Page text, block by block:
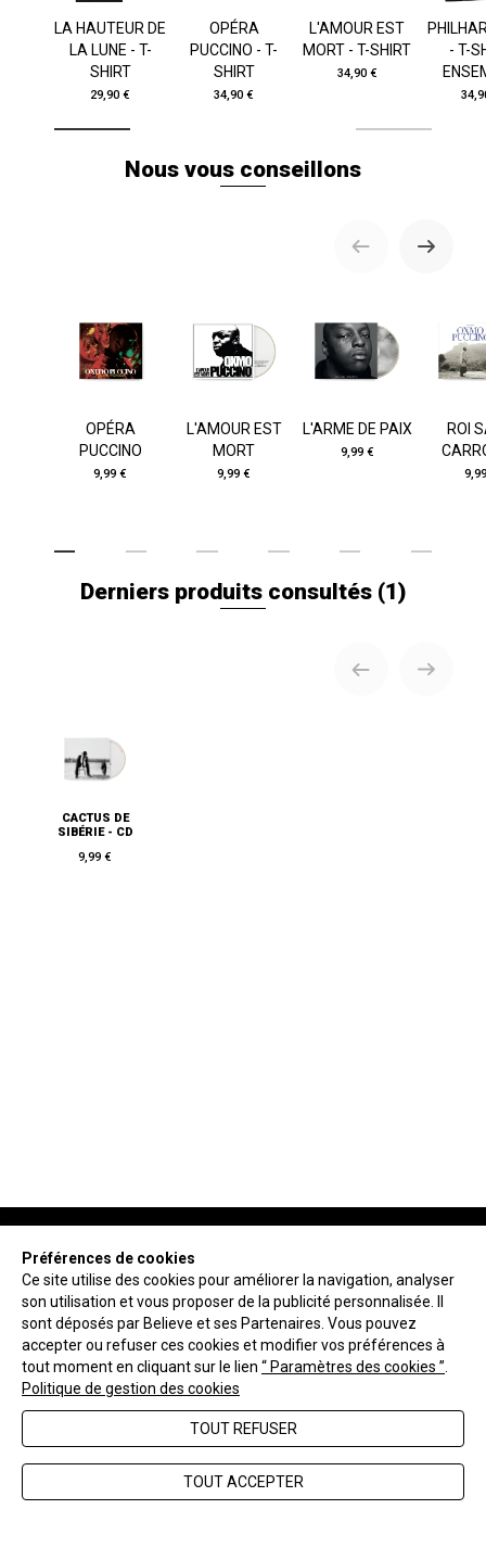
LA HAUTEUR DE
LA LUNE - T-
SHIRT
29,90 €
OPÉRA
PUCCINO - T-
SHIRT
34,90 €
L'AMOUR EST
MORT - T-SHIRT
34,90 €
- T-
Nous vous conseillons
OPÉRA
PUCCINO
9,99 €
L'AMOUR EST
MORT
9,99 €
L'ARME DE PAIX
9,99 €
ROI
Derniers produits consultés (1)
CACTUS DE
SIBÉRIE - CD
9,99 €
NEWSLETTER
ENVOYER
FAQ
Nous contacter
CGV
Préférences de cookies
Ce site utilise des cookies pour améliorer la navigation, analyser
son utilisation et vous proposer de la publicité personnalisée. Il
sont déposés par Believe et ses Partenaires. Vous pouvez
accepter ou refuser ces cookies et modifier vos préférences à
tout moment en cliquant sur le lien “ Paramètres des cookies ”
Politique de gestion des cookies
TOUT REFUSER
TOUT ACCEPTER